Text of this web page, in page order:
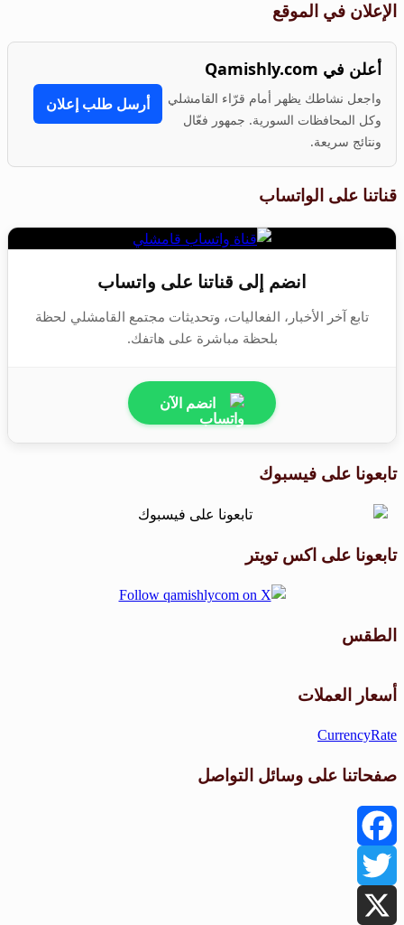
الإعلان في الموقع
أعلن في Qamishly.com
واجعل نشاطك يظهر أمام قرّاء القامشلي
وكل المحافظات السورية. جمهور فعّال
ونتائج سريعة.
أرسل طلب إعلان
قناتنا على الواتساب
انضم إلى قناتنا على واتساب
تابع آخر الأخبار، الفعاليات، وتحديثات مجتمع القامشلي لحظة
بلحظة مباشرة على هاتفك.
انضم الآن
تابعونا على فيسبوك
تابعونا على اكس تويتر
الطقس
أسعار العملات
CurrencyRate
صفحاتنا على وسائل التواصل
Facebook
Twitter